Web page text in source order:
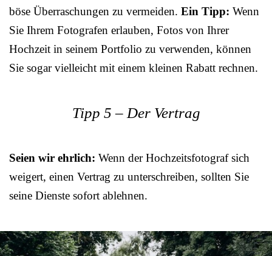
böse Überraschungen zu vermeiden. Ein Tipp: Wenn
Sie Ihrem Fotografen erlauben, Fotos von Ihrer
Hochzeit in seinem Portfolio zu verwenden, können
Sie sogar vielleicht mit einem kleinen Rabatt rechnen.
Tipp 5 – Der Vertrag
Seien wir ehrlich: Wenn der Hochzeitsfotograf sich
weigert, einen Vertrag zu unterschreiben, sollten Sie
seine Dienste sofort ablehnen.